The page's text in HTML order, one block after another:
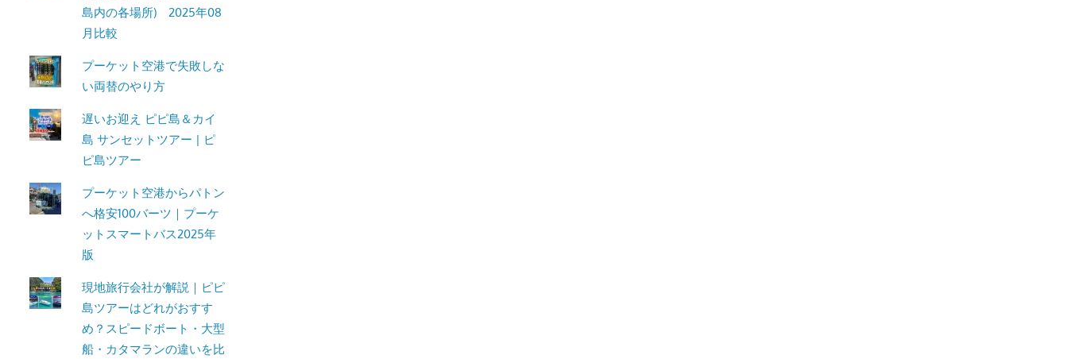
し
ま
す。
島内の各場所) 2025年08
月比較
プーケット空港で失敗しな
い両替のやり方
遅いお迎え ピピ島＆カイ
島 サンセットツアー | ピ
ピ島ツアー
プーケット空港からパトン
へ格安100バーツ｜プーケ
ットスマートバス2025年
版
現地旅行会社が解説｜ピピ
島ツアーはどれがおすす
め？スピードボート・大型
船・カタマランの違いを比